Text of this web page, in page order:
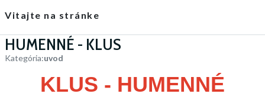
Vitajte na stránke
HUMENNÉ - KLUS
Kategória:uvod
KLUS - HUMENNÉ